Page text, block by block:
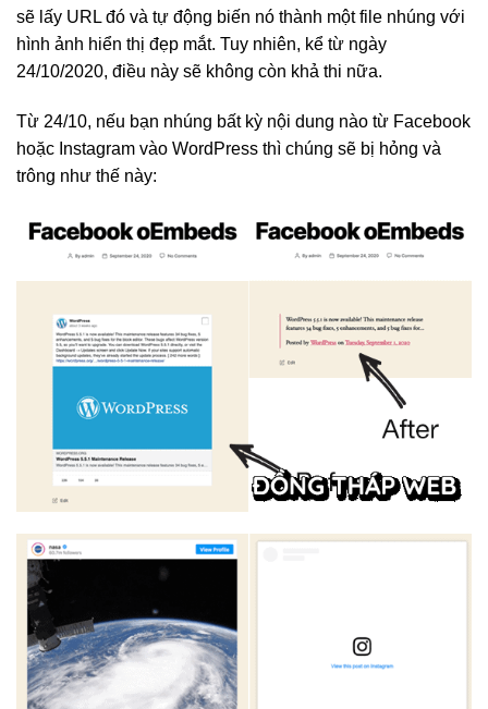
sẽ lấy URL đó và tự động biến nó thành một file nhúng với
hình ảnh hiển thị đẹp mắt. Tuy nhiên, kể từ ngày
24/10/2020, điều này sẽ không còn khả thi nữa.
Từ 24/10, nếu bạn nhúng bất kỳ nội dung nào từ Facebook
hoặc Instagram vào WordPress thì chúng sẽ bị hỏng và
trông như thế này: